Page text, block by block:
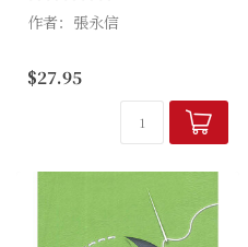
作者：張永信
給流放至偏遠的拔摩荒島
事主一生，換來的竟是如斯的
$27.95